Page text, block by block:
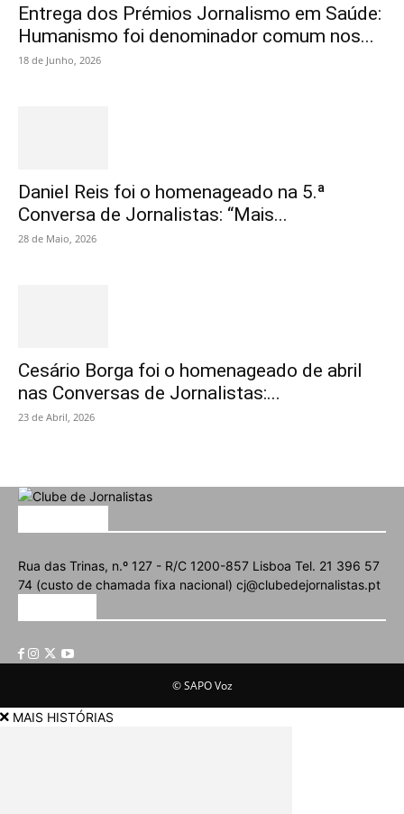
Entrega dos Prémios Jornalismo em Saúde:
Humanismo foi denominador comum nos...
18 de Junho, 2026
Daniel Reis foi o homenageado na 5.ª
Conversa de Jornalistas: “Mais...
28 de Maio, 2026
Cesário Borga foi o homenageado de abril
nas Conversas de Jornalistas:...
23 de Abril, 2026
Rua das Trinas, n.º 127 - R/C 1200-857 Lisboa Tel. 21 396 57
74 (custo de chamada fixa nacional) cj@clubedejornalistas.pt
© SAPO Voz
MAIS HISTÓRIAS